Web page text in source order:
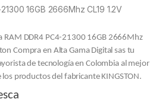
16GB 2666Mhz CL19 1.2V
DDR4 PC4-21300 16GB 2666Mhz
Compra en Alta Gama Digital sas tu
de tecnología en Colombia al mejor
productos del fabricante KINGSTON.